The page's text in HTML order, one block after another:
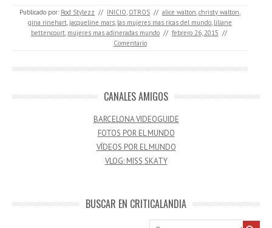
Publicado por: Rod Stylezz // INICIO, OTROS // alice walton,christy walton,
gina rinehart, jacqueline mars, las mujeres mas ricas del mundo, liliane
bettencourt, mujeres mas adineradas mundo // febrero 26, 2015 //
Comentario
CANALES AMIGOS
BARCELONA VIDEOGUIDE
FOTOS POR EL MUNDO
VÍDEOS POR EL MUNDO
VLOG: MISS SKATY
BUSCAR EN CRITICALANDIA
Buscar